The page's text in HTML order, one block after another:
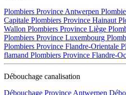
Plombiers Province Antwerpen
Capitale Plombiers Province Hainaut
Wallon Plombiers Province Liège
Plombiers Province Luxembourg
Plombiers Province Flandre-Orientale
flamand Plombiers Province Flandre-
Débouchage canalisation
Débouchage Province Antwerpen